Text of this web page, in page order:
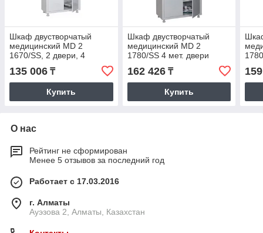
Шкаф двустворчатый
медицинский MD 2
1670/SS, 2 двери, 4
135 006 ₸
Купить
Шкаф двустворчатый
медицинский MD 2
1780/SS 4 мет. двери
162 426₸
Купить
О нас
Рейтинг не сформирован
Менее 5 отзывов за последний год
Работает с 17.03.2016
г. Алматы
Ауэзова 2, Алматы, Казахстан